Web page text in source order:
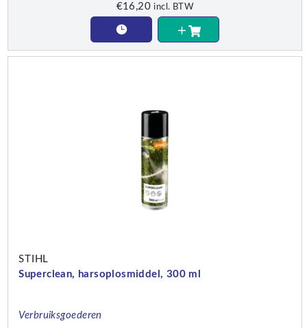
€16,20 incl. BTW
STIHL
Superclean, harsoplosmiddel, 300 ml
Verbruiksgoederen